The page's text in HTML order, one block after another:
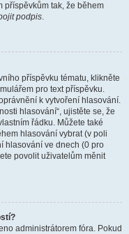
příspěvkům tak, že během
podpis.
příspěvku tématu, klikněte
pro text příspěvku.
k vytvoření hlasování.
hlasování“, ujistěte se, že
řádku. Můžete také
hlasování vybrat (v poli
hlasování ve dnech (0 pro
povolit uživatelům měnit
administrátorem fóra. Pokud